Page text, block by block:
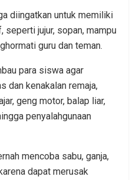
diingatkan untuk memiliki
jujur, sopan, mampu
guru dan teman.
para siswa agar
dan kenakalan remaja,
geng motor, balap liar,
penyalahgunaan
mencoba sabu, ganja,
dapat merusak